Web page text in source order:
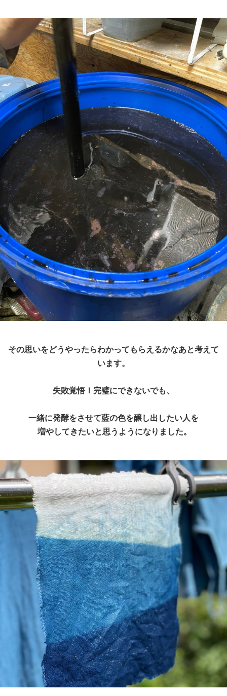
その思いをどうやったらわかってもらえるかなあと考えて
います。
失敗覚悟！完璧にできないでも、
一緒に発酵をさせて藍の色を醸し出したい人を
増やしてきたいと思うようになりました。